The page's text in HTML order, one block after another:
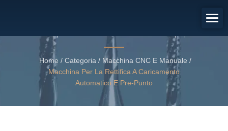
Caricamento Automatico E Pre-
Punto
Home / Categoria / Macchina CNC E Manuale /
Macchina Per La Rettifica A Caricamento
Automatico E Pre-Punto